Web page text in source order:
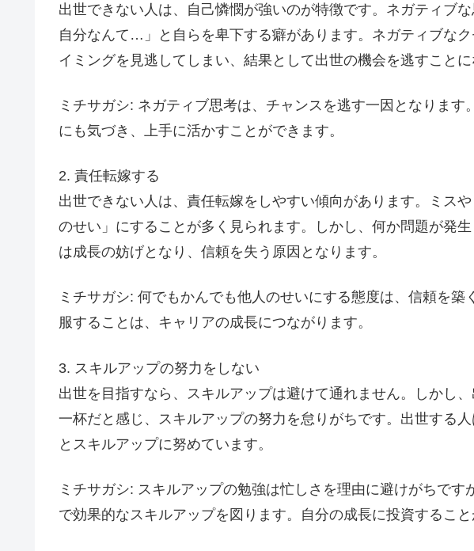
出世できない人は、自己憐憫が強いのが特徴です。ネガティブ
自分なんて…」と自らを卑下する癖があります。ネガティブな
イミングを見逃してしまい、結果として出世の機会を逃すことに
ミチサガシ: ネガティブ思考は、チャンスを逃す一因となります
にも気づき、上手に活かすことができます。
2. 責任転嫁する
出世できない人は、責任転嫁をしやすい傾向があります。ミス
のせい」にすることが多く見られます。しかし、何か問題が発
は成長の妨げとなり、信頼を失う原因となります。
ミチサガシ: 何でもかんでも他人のせいにする態度は、信頼を
服することは、キャリアの成長につながります。
3. スキルアップの努力をしない
出世を目指すなら、スキルアップは避けて通れません。しかし
一杯だと感じ、スキルアップの努力を怠りがちです。出世する
とスキルアップに努めています。
ミチサガシ: スキルアップの勉強は忙しさを理由に避けがちです
で効果的なスキルアップを図ります。自分の成長に投資すること